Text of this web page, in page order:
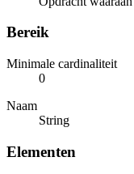
Bereik
Minimale cardinaliteit
0
Naam
String
Elementen